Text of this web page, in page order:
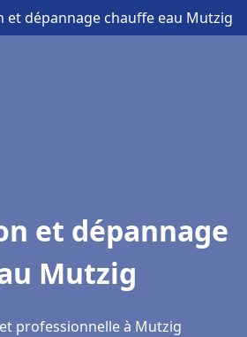
et dépannage chauffe eau Mutzig
et dépannage
Mutzig
professionnelle à Mutzig